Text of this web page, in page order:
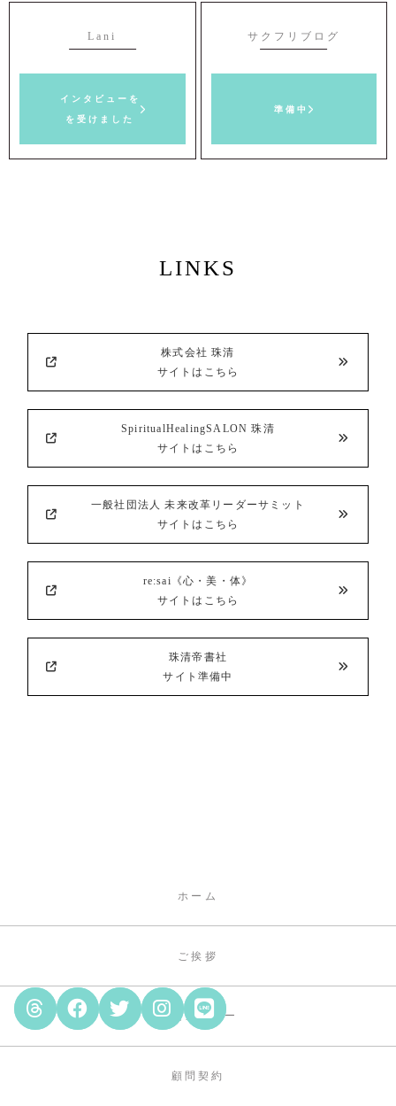
Lani
インタビューを
を受けました
サクフリブログ
準備中
LINKS
株式会社 珠清
サイトはこちら
SpiritualHealingSALON 珠清
サイトはこちら
一般社団法人 未来改革リーダーサミット
サイトはこちら
re:sai《心・美・体》
サイトはこちら
珠清帝書社
サイト準備中
ホーム
ご挨拶
鑑定メニュー
顧問契約